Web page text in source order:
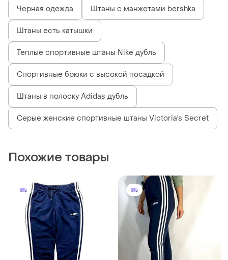
Черная одежда Штаны с манжетами bershka
Штаны есть катышки
Теплые спортивные штаны Nike дубль
Спортивные брюки с высокой посадкой
Штаны в полоску Adidas дубль
Серые женские спортивные штаны Victoria's Secret
Похожие товары